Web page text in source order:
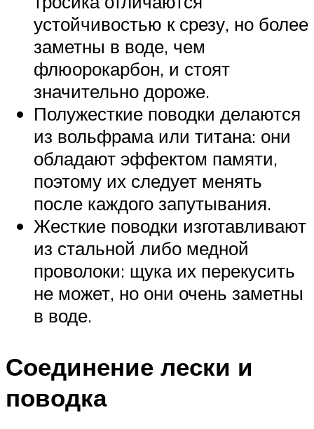
устойчивостью к срезу, но более
заметны в воде, чем
флюорокарбон, и стоят
значительно дороже.
Полужесткие поводки делаются
из вольфрама или титана: они
обладают эффектом памяти,
поэтому их следует менять
после каждого запутывания.
Жесткие поводки изготавливают
из стальной либо медной
проволоки: щука их перекусить
не может, но они очень заметны
в воде.
Соединение лески и
поводка